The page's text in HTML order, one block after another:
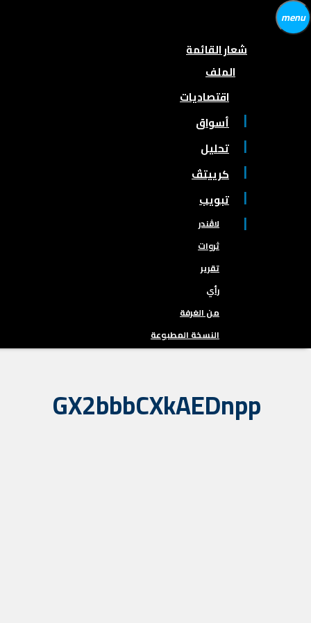
menu
شعار القائمة
الملف
اقتصاديات
أسواق
تحليل
كرييتڤ
تبويب
لاڤندر
ثروات
تقرير
رأي
من الغرفة
النسخة المطبوعة
GX2bbbCXkAEDnpp